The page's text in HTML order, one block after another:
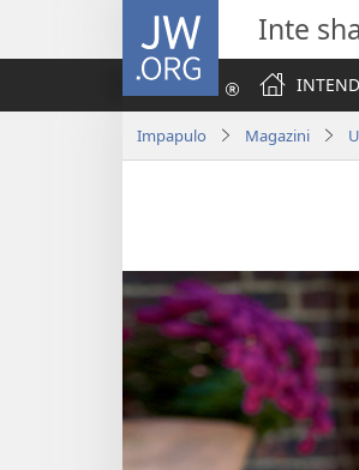
JW.ORG Inte
Impapulo Magazini